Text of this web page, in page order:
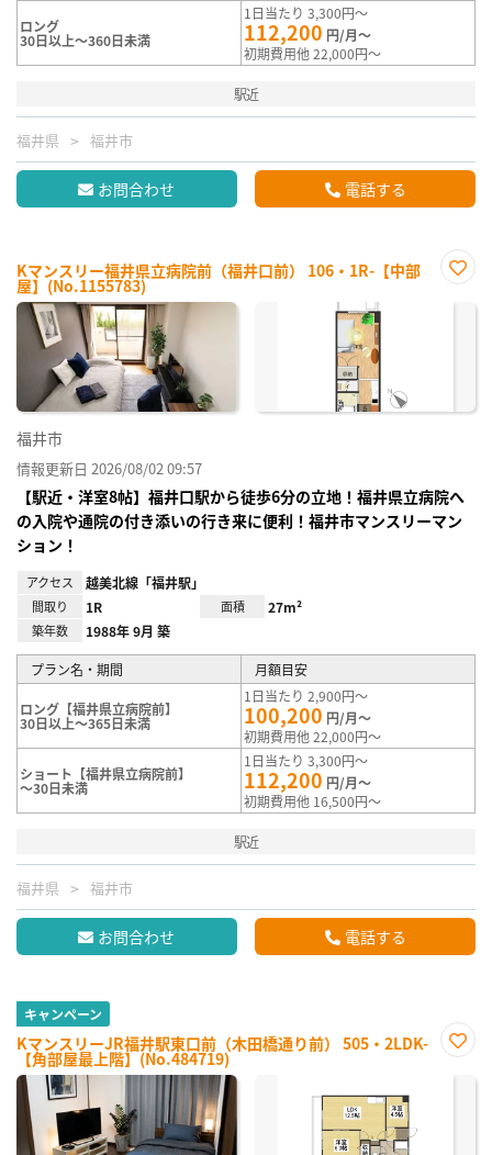
ロング
30日以上～360日未満
1日当たり 3,300円～
112,200 円/月～
初期費用他 22,000円～
駅近
福井県 福井市
お問合わせ 電話する
Kマンスリー福井県立病院前（福井口前） 106・1R-【中部
屋】(No.1155783)
に入
福井市
情報更新日 2026/08/02 09:57
【駅近・洋室8帖】福井口駅から徒歩6分の立地！福井県立病院へ
の入院や通院の付き添いの行き来に便利！福井市マンスリーマン
ション！
アクセス 越美北線「福井駅」
間取り 1R 面積 27m²
築年数 1988年 9月 築
プラン名・期間 月額目安
ロング【福井県立病院前】
30日以上～365日未満
1日当たり 2,900円～
100,200 円/月～
初期費用他 22,000円～
ショート【福井県立病院前】
～30日未満
1日当たり 3,300円～
112,200 円/月～
初期費用他 16,500円～
駅近
福井県 福井市
お問合わせ 電話する
キャンペーン
KマンスリーJR福井駅東口前（木田橋通り前） 505・2LDK-
【角部屋最上階】(No.484719)
に入